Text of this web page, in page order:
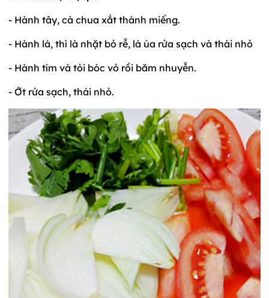
- Hành tây, cà chua xắt thành miếng.
- Hành lá, thì là nhặt bỏ rễ, lá úa rửa sạch và thái nhỏ
- Hành tím và tỏi bóc vỏ rồi băm nhuyễn.
- Ớt rửa sạch, thái nhỏ.